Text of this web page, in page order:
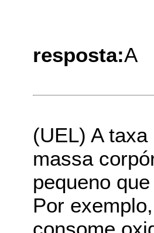
resposta:A
(UEL) A
massa
pequeno
Por